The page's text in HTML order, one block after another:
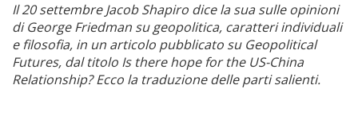
Il 20 settembre Jacob Shapiro dice la sua sulle opinioni
di George Friedman su geopolitica, caratteri individuali
e filosofia, in un articolo pubblicato su Geopolitical
Futures, dal titolo Is there hope for the US-China
Relationship? Ecco la traduzione delle parti salienti.